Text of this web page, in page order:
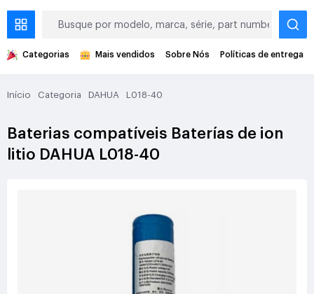
Categorias Mais vendidos Sobre Nós Políticas de entrega
Início Categoria DAHUA L018-40
Baterias compatíveis Baterías de ion
litio DAHUA L018-40